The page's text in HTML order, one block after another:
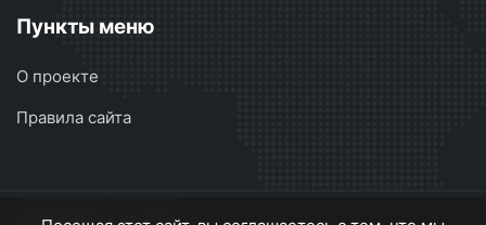
Пункты меню
О проекте
Правила сайта
Серебрянск © 2026